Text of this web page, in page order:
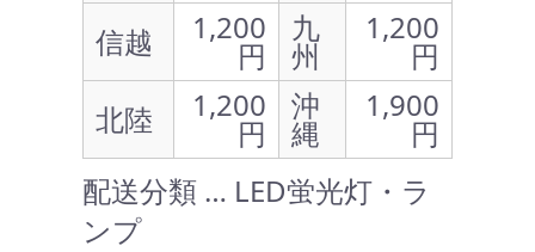
信越
1,200
円
九
州
1,200
円
北陸
1,200
円
沖
縄
1,900
円
配送分類 … LED蛍光灯・ラ
ンプ